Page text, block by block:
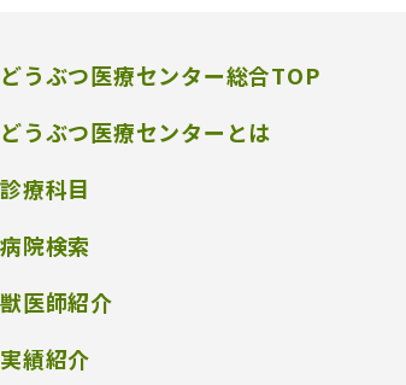
どうぶつ医療センター総合TOP
どうぶつ医療センターとは
診療科目
病院検索
獣医師紹介
実績紹介